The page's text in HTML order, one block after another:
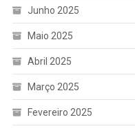
Junho 2025
Maio 2025
Abril 2025
Março 2025
Fevereiro 2025